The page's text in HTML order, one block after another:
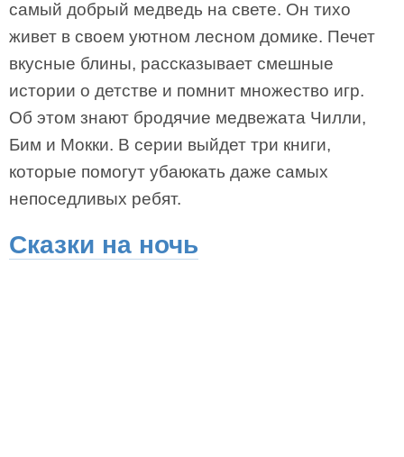
самый добрый медведь на свете. Он тихо
живет в своем уютном лесном домике. Печет
вкусные блины, рассказывает смешные
истории о детстве и помнит множество игр.
Об этом знают бродячие медвежата Чилли,
Бим и Мокки. В серии выйдет три книги,
которые помогут убаюкать даже самых
непоседливых ребят.
Сказки на ночь